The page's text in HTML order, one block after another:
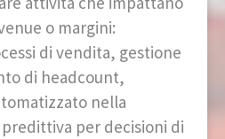
o margini:
di vendita, gestione
di headcount,
nella
per decisioni di